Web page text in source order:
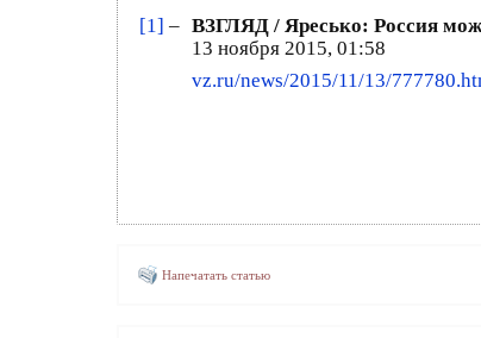
[1] – ВЗГЛЯД / Яресько: Россия
13 ноября 2015, 01:58
vz.ru/news/2015/11/13/
Напечатать статью